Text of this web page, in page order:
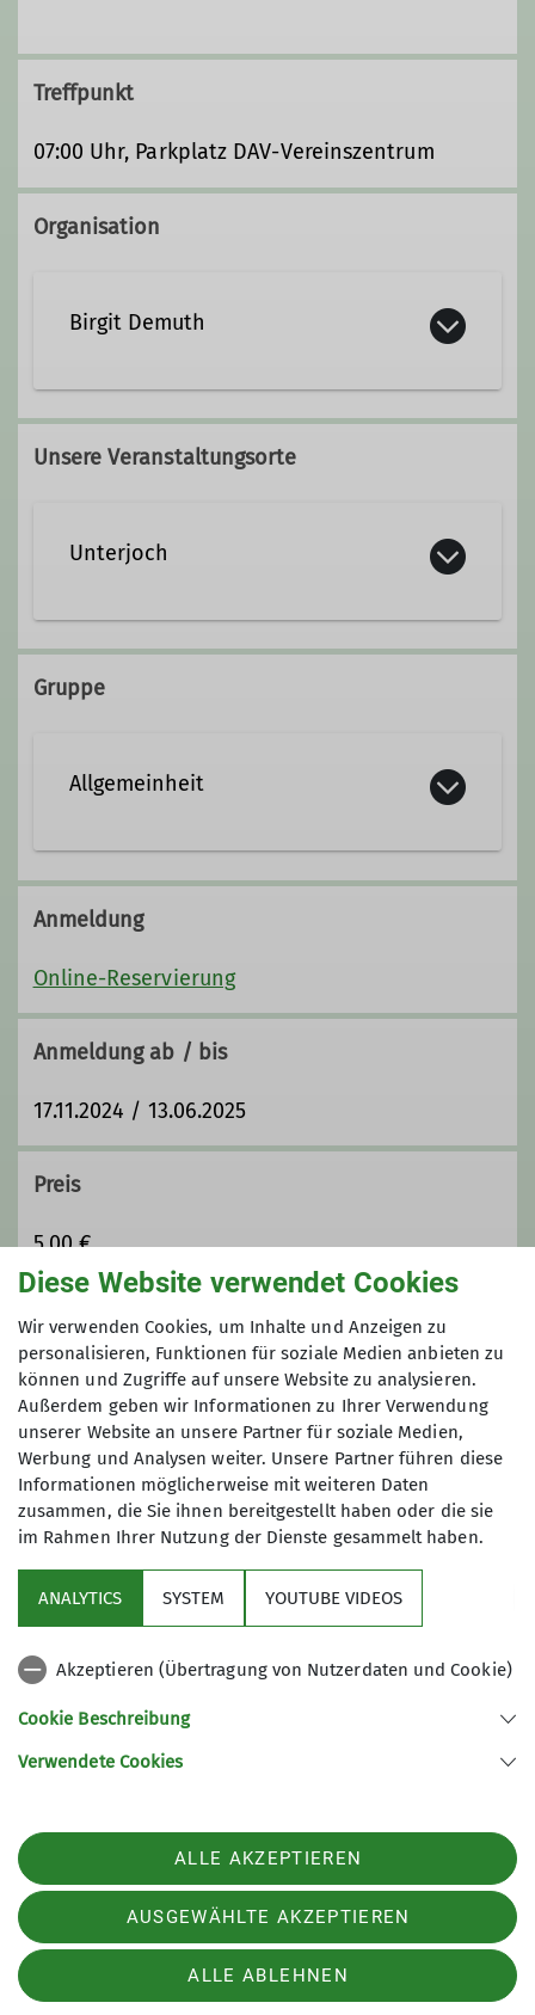
Treffpunkt
07:00 Uhr, Parkplatz DAV-Vereinszentrum
Organisation
Birgit Demuth
Qualifikationen
Unsere Veranstaltungsorte
Unterjoch
Gruppe
Allgemeinheit
Anmeldung
Online-Reservierung
Anmeldung ab / bis
17.11.2024 / 13.06.2025
Preis
5,00 €
Maximale Teilnehmeranzahl
6
Sektion
Archiv
Sektion Kaufbeuren-Gablonz des Deutschen Alpenvereins e.V.
Telefon +49834173016
Datenschutz-Einstellungen
Datenschutz
Impressum
AGB
Diese Website verwendet Cookies
Wir verwenden Cookies, um Inhalte und Anzeigen zu
personalisieren, Funktionen für soziale Medien anbieten zu
können und Zugriffe auf unsere Website zu analysieren.
Außerdem geben wir Informationen zu Ihrer Verwendung
unserer Website an unsere Partner für soziale Medien,
Werbung und Analysen weiter. Unsere Partner führen diese
Informationen möglicherweise mit weiteren Daten
zusammen, die Sie ihnen bereitgestellt haben oder die sie
im Rahmen Ihrer Nutzung der Dienste gesammelt haben.
ANALYTICS SYSTEM YOUTUBE VIDEOS
Akzeptieren (Übertragung von Nutzerdaten und Cookie)
Cookie Beschreibung
Verwendete Cookies
ALLE AKZEPTIEREN
AUSGEWÄHLTE AKZEPTIEREN
ALLE ABLEHNEN